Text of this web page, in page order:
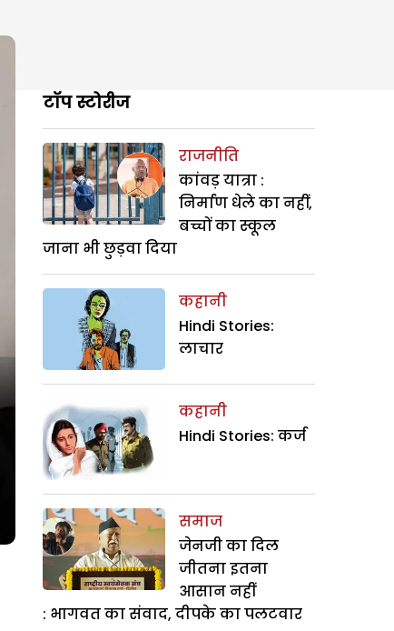
टॉप स्टोरीज
राजनीति
कांवड़ यात्रा :
निर्माण धेले का नहीं,
बच्चों का स्कूल
जाना भी छुड़वा दिया
कहानी
Hindi Stories:
लाचार
कहानी
Hindi Stories: कर्ज
समाज
जेनजी का दिल
जीतना इतना
आसान नहीं
: भागवत का संवाद, दीपके का पलटवार